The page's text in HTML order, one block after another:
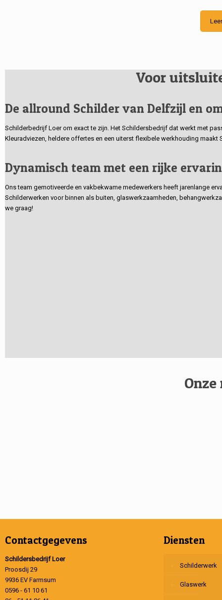
Voor
De allround Schilder van Delfzijl en
Schilderbedrijf Loer om exact te zijn. Het Schildersbedrijf dat werkt met
Kleuradviezen, heldere offertes en een uiterst flexibele werkhouding
Dynamisch team met een rijke
Ons team gemotiveerde en vakbekwame medewerkers heeft jarenlange
Schilderwerken voor binnen als buiten, glaswerkzaamheden,
we graag!
Contactgegevens
Schildersbedrijf Loer
Proosdij 29
9936 EV Farmsum
0596 - 61 10 61
Diensten
Schilderwerk
Glaswerk